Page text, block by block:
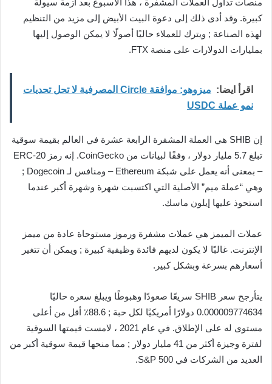
كبيرة. وقد أدى ذلك إلى دعوة البيت الأبيض إلى مزيد من التنظيم
لهذه الصناعة ; ويترك للعملاء حاليًا أصولًا لا يمكن الوصول إليها
بمليارات الدولارات على منصة FTX.
اقرأ ايضا:
ميزوهو: موافقة Circle المصرفية لا تحل تحديات
نمو عملة USDC
إن SHIB هي العملة المشفرة الرابعة عشرة في العالم بقيمة سوقية
تبلغ 5.7 مليار دولار ، وفقًا لبيانات من CoinGecko. إنه رمز ERC-20
– بمعنى أنه يعمل على شبكة Ethereum – ومنافس لـ Dogecoin ;
وهي “عملة ميم” الأصلية التي اكتسبت شهرة وشهرة أكبر عندما
استحوذ عليها إيلون ماسك.
عملات الميمز هي عملات مشفرة ورموز مستوحاة عادة من ميمز
الإنترنت. غالبًا لا يكون لديهم فائدة وظيفية كبيرة ; ويمكن أن تتغير
أسعارهم بسرعة وبشكل كبير.
يتأرجح سعر SHIB سريعًا صعودًا وهبوطًا ويبلغ سعره حاليًا
0.000009774634 دولارًا أمريكيًا لكل حبة ; 88.6٪ أقل من أعلى
مستوى له على الإطلاق. في عام 2021 ، لامست قيمتها السوقية
لفترة وجيزة أكثر من 41 مليار دولار ; مما منحها قيمة سوقية أكبر من
العديد من الشركات في S&P 500.